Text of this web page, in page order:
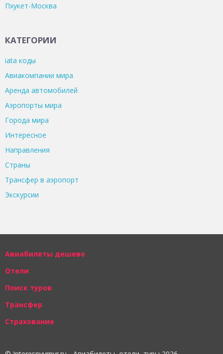
Пхукет-Москва
КАТЕГОРИИ
iata коды
Авиакомпании мира
Аренда автомобилей
Аэропорты мира
Города мира
Интересное
Направления
Страны
Трансфер в аэропорт
Экскурсии
Авиабилеты дешево
Отели
Поиск туров
Трансфер
Страхование